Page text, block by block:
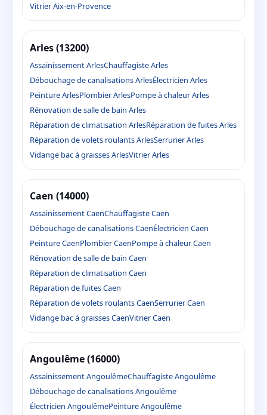
Vitrier Aix-en-Provence
Arles (13200)
Assainissement ArlesChauffagiste Arles
Débouchage de canalisations ArlesÉlectricien Arles
Peinture ArlesPlombier ArlesPompe à chaleur Arles
Rénovation de salle de bain Arles
Réparation de climatisation ArlesRéparation de fuites Arles
Réparation de volets roulants ArlesSerrurier Arles
Vidange bac à graisses ArlesVitrier Arles
Caen (14000)
Assainissement CaenChauffagiste Caen
Débouchage de canalisations CaenÉlectricien Caen
Peinture CaenPlombier CaenPompe à chaleur Caen
Rénovation de salle de bain Caen
Réparation de climatisation Caen
Réparation de fuites Caen
Réparation de volets roulants CaenSerrurier Caen
Vidange bac à graisses CaenVitrier Caen
Angoulême (16000)
Assainissement AngoulêmeChauffagiste Angoulême
Débouchage de canalisations Angoulême
Électricien AngoulêmePeinture Angoulême